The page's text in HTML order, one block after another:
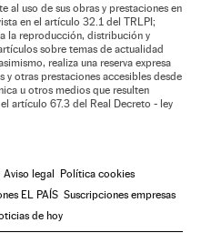
al uso de sus obras y prestaciones en
en el artículo 32.1 del TRLPI;
la reproducción, distribución y
sobre temas de actualidad
realiza una reserva expresa
y otras prestaciones accesibles desde
u otros medios que resulten
artículo 67.3 del Real Decreto - ley
Aviso legal Política cookies
EL PAÍS Suscripciones empresas
de hoy